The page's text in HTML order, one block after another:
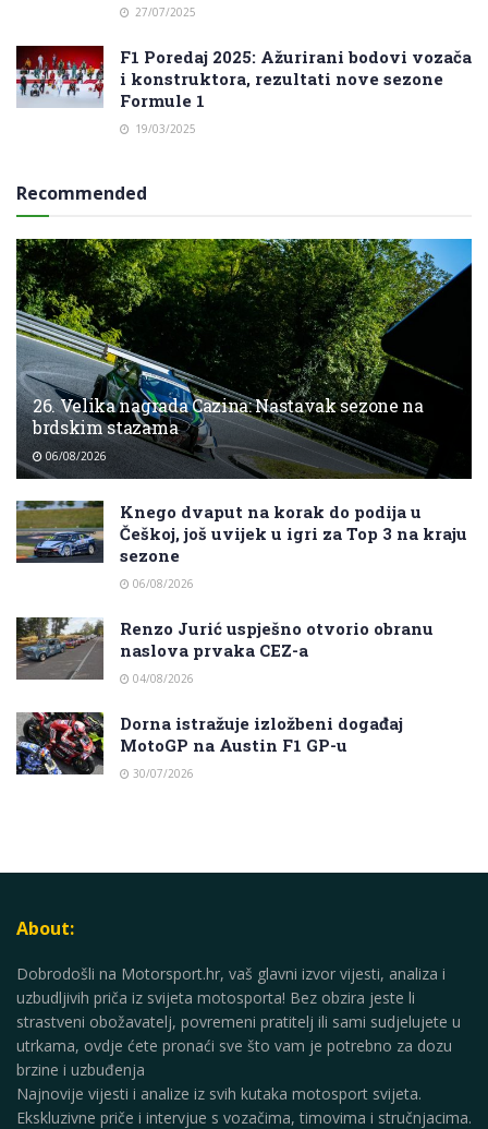
27/07/2025
F1 Poredaj 2025: Ažurirani bodovi vozača
i konstruktora, rezultati nove sezone
Formule 1
19/03/2025
Recommended
26. Velika nagrada Cazina: Nastavak sezone na
brdskim stazama
06/08/2026
Knego dvaput na korak do podija u
Češkoj, još uvijek u igri za Top 3 na kraju
sezone
06/08/2026
Renzo Jurić uspješno otvorio obranu
naslova prvaka CEZ-a
04/08/2026
Dorna istražuje izložbeni događaj
MotoGP na Austin F1 GP-u
30/07/2026
About:
Dobrodošli na Motorsport.hr, vaš glavni izvor vijesti, analiza i
uzbudljivih priča iz svijeta motosporta! Bez obzira jeste li
strastveni obožavatelj, povremeni pratitelj ili sami sudjelujete u
utrkama, ovdje ćete pronaći sve što vam je potrebno za dozu
brzine i uzbuđenja
Najnovije vijesti i analize iz svih kutaka motosport svijeta.
Ekskluzivne priče i intervjue s vozačima, timovima i stručnjacima.